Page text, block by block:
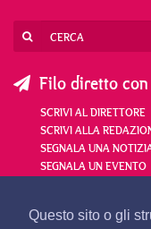
Questo sito o gli
Filo diretto
SCRIVI AL DIRETTORE
SCRIVI ALLA
SEGNALA UNA
SEGNALA UN EVENTO